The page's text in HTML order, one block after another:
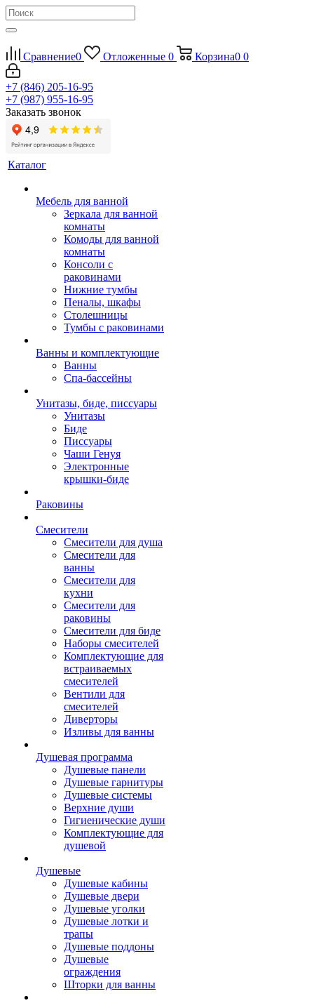
Сравнение0 Отложенные 0 Корзина0 0
+7 (846) 205-16-95
+7 (987) 955-16-95
Заказать звонок
Каталог
Мебель для ванной
Зеркала для ванной
комнаты
Комоды для ванной
комнаты
Консоли с
раковинами
Нижние тумбы
Пеналы, шкафы
Столешницы
Тумбы с раковинами
Ванны и комплектующие
Ванны
Спа-бассейны
Унитазы, биде, писсуары
Унитазы
Биде
Писсуары
Чаши Генуя
Электронные
крышки-биде
Раковины
Смесители
Смесители для душа
Смесители для
ванны
Смесители для
кухни
Смесители для
раковины
Смесители для биде
Наборы смесителей
Комплектующие для
встраиваемых
смесителей
Вентили для
смесителей
Диверторы
Изливы для ванны
Душевая программа
Душевые панели
Душевые гарнитуры
Душевые системы
Верхние души
Гигиенические души
Комплектующие для
душевой
Душевые
Душевые кабины
Душевые двери
Душевые уголки
Душевые лотки и
трапы
Душевые поддоны
Душевые
ограждения
Шторки для ванны